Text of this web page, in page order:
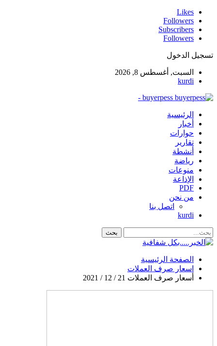
Likes
Followers
Subscribers
Followers
تسجيل الدخول
السبت, أغسطس 8, 2026
kurdi
buyerpess -
الرئيسية
أخبار
حوارات
تقارير
أنشطة
رياضة
منوعات
الإذاعة
PDF
من نحن
اتصل بنا
kurdi
الصفحة الرئيسية
اسعار صرف العملات
أسعار صرف العملات 21 / 12 / 2021